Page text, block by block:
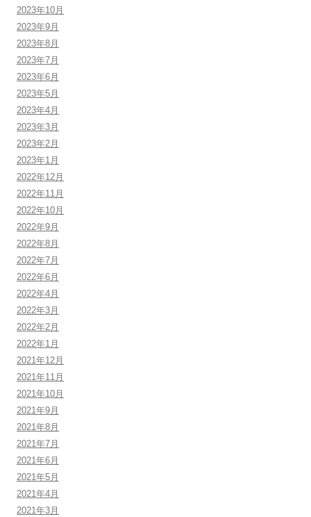
2023年10月
2023年9月
2023年8月
2023年7月
2023年6月
2023年5月
2023年4月
2023年3月
2023年2月
2023年1月
2022年12月
2022年11月
2022年10月
2022年9月
2022年8月
2022年7月
2022年6月
2022年4月
2022年3月
2022年2月
2022年1月
2021年12月
2021年11月
2021年10月
2021年9月
2021年8月
2021年7月
2021年6月
2021年5月
2021年4月
2021年3月